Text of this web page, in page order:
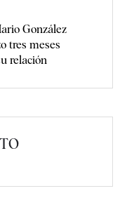
González
tres meses
relación